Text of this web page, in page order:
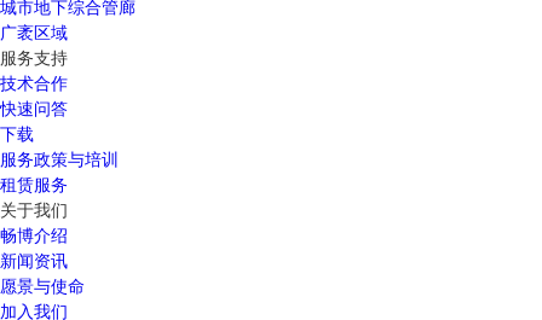
城市地下综合管廊
广袤区域
服务支持
技术合作
快速问答
下载
服务政策与培训
租赁服务
关于我们
畅博介绍
新闻资讯
愿景与使命
加入我们